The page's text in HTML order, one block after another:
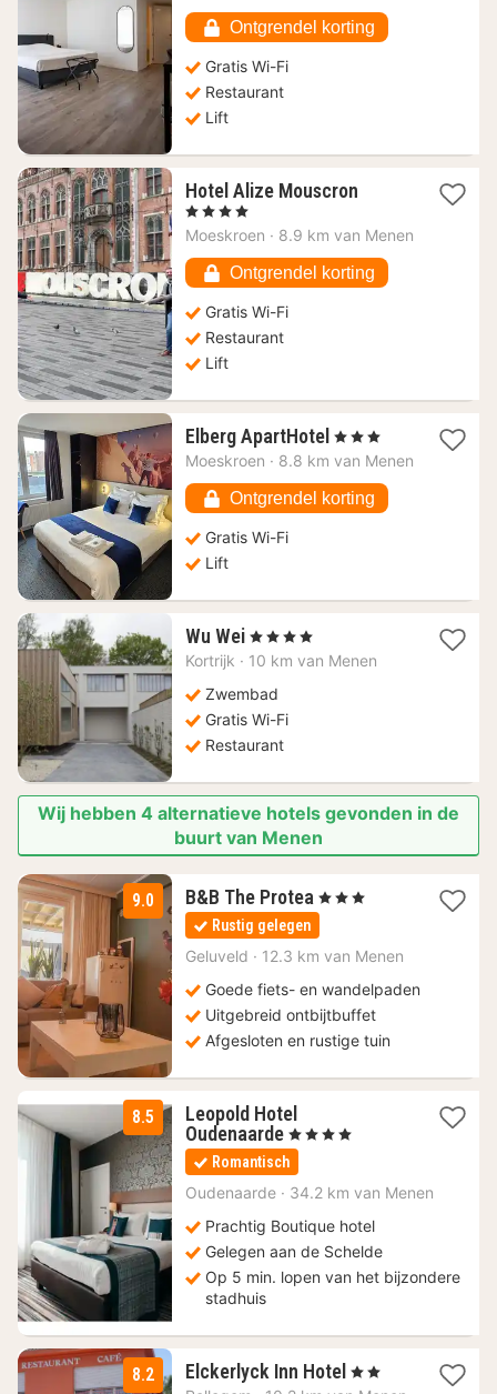
139,29
€
Ontgrendel korting
Gratis Wi-Fi
Restaurant
Lift
Hotel Alize Mouscron1
vanaf
€
, 4 Sterren
Moeskroen · 8.9 km van Menen
Ontgrendel korting
Gratis Wi-Fi
Restaurant
Lift
Elberg ApartHotel 1
nacht
99,86
€
, 3 Sterren
Moeskroen · 8.8 km van Menen
Ontgrendel korting
Gratis Wi-Fi
Lift
Wu Wei 1
nacht
101,30
€
, 4 Sterren
Kortrijk · 10 km van Menen
Zwembad
Gratis Wi-Fi
Restaurant
Wij hebben 4 alternatieve hotels gevonden in de
buurt van Menen
9.0 B&B The Protea 2
nachten
vanaf
119
, 3 Sterren
Rustig gelegen
Geluveld · 12.3 km van Menen
Goede fiets- en wandelpaden
Uitgebreid ontbijtbuffet
Afgesloten en rustige tuin
8.5
Leopold Hotel
Oudenaarde 1
nacht
vanaf
114
, 4 Sterren
Romantisch
Oudenaarde · 34.2 km van Menen
Prachtig Boutique hotel
Gelegen aan de Schelde
Op 5 min. lopen van het bijzondere
stadhuis
8.2 Elckerlyck Inn Hotel 1
, 2 Sterren